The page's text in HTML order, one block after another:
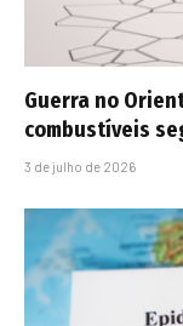
Guerra no
combustíveis
3 de julho de 2026